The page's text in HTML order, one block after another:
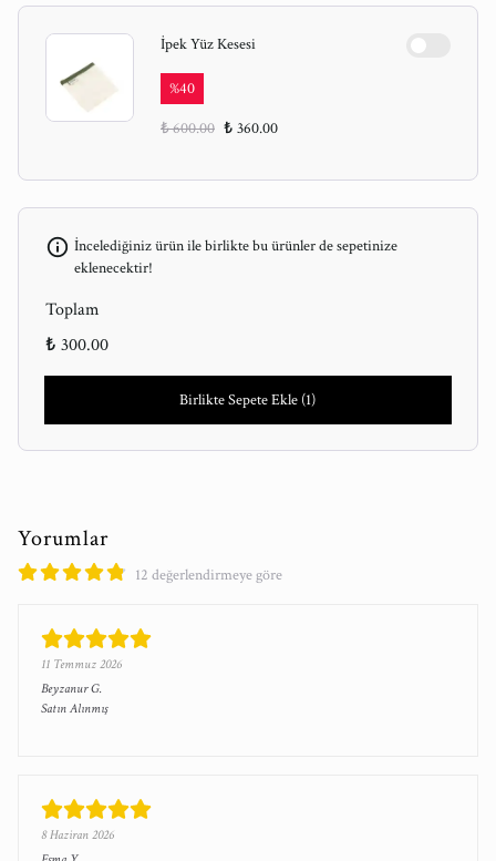
İpek Yüz Kesesi
%40
₺ 600.00 ₺ 360.00
İncelediğiniz ürün ile birlikte bu ürünler de sepetinize
eklenecektir!
Toplam
₺ 300.00
Birlikte Sepete Ekle (1)
Yorumlar
12 değerlendirmeye göre
11 Temmuz 2026
Beyzanur G.
Satın Alınmış
8 Haziran 2026